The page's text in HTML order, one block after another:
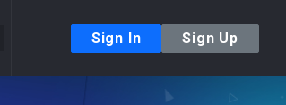
Sign In Sign Up